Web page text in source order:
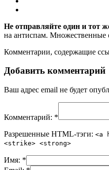
Не отправляйте один и тот
на антиспам. Множественные
Комментарии, содержащие
Добавить комментарий
Ваш адрес email не будет
Комментарий: *
Разрешенные HTML-тэги: <a
<strike> <strong>
Имя: *